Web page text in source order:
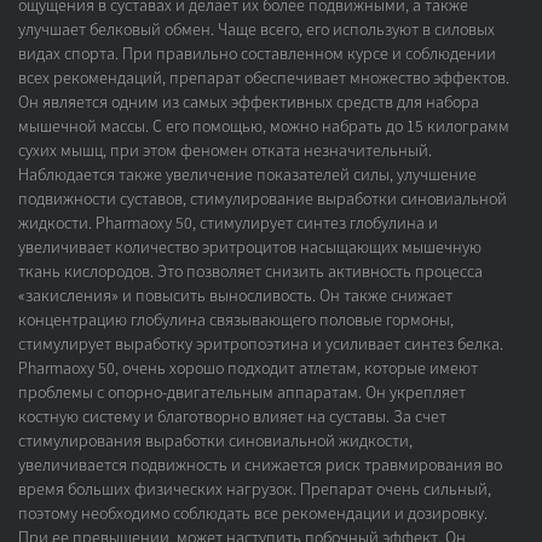
ощущения в суставах и делает их более подвижными, а также
улучшает белковый обмен. Чаще всего, его используют в силовых
видах спорта. При правильно составленном курсе и соблюдении
всех рекомендаций, препарат обеспечивает множество эффектов.
Он является одним из самых эффективных средств для набора
мышечной массы. С его помощью, можно набрать до 15 килограмм
сухих мышц, при этом феномен отката незначительный.
Наблюдается также увеличение показателей силы, улучшение
подвижности суставов, стимулирование выработки синовиальной
жидкости. Pharmaoxy 50, стимулирует синтез глобулина и
увеличивает количество эритроцитов насыщающих мышечную
ткань кислородов. Это позволяет снизить активность процесса
«закисления» и повысить выносливость. Он также снижает
концентрацию глобулина связывающего половые гормоны,
стимулирует выработку эритропоэтина и усиливает синтез белка.
Pharmaoxy 50, очень хорошо подходит атлетам, которые имеют
проблемы с опорно-двигательным аппаратам. Он укрепляет
костную систему и благотворно влияет на суставы. За счет
стимулирования выработки синовиальной жидкости,
увеличивается подвижность и снижается риск травмирования во
время больших физических нагрузок. Препарат очень сильный,
поэтому необходимо соблюдать все рекомендации и дозировку.
При ее превышении, может наступить побочный эффект. Он